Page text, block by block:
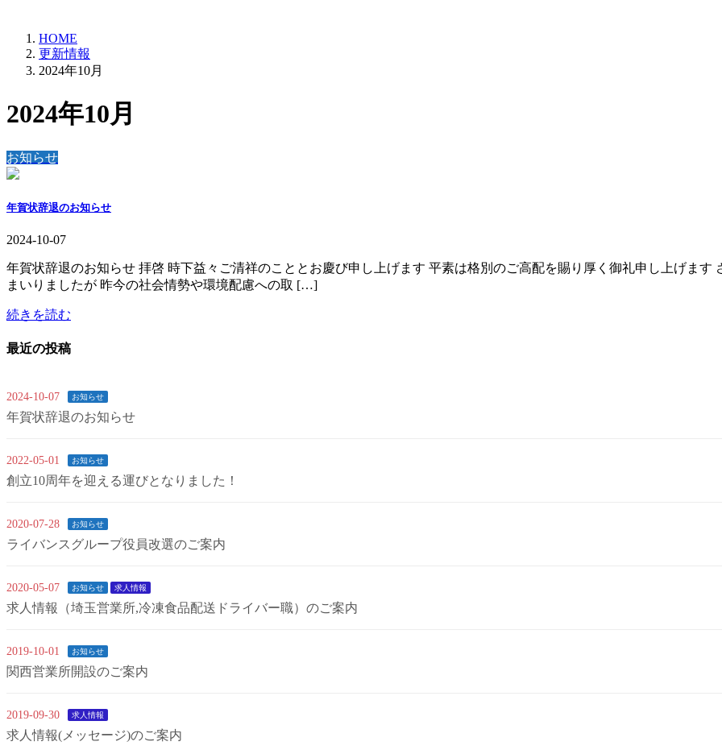
HOME
更新情報
2024年10月
2024年10月
お知らせ
年賀状辞退のお知らせ
2024-10-07
年賀状辞退のお知らせ 拝啓 時下益々ご清祥のこととお慶び申し上げます 平素は格別のご高配を賜り厚く御礼申し上げます
まいりましたが 昨今の社会情勢や環境配慮への取 […]
続きを読む
最近の投稿
2024-10-07 お知らせ
年賀状辞退のお知らせ
2022-05-01 お知らせ
創立10周年を迎える運びとなりました！
2020-07-28 お知らせ
ライバンスグループ役員改選のご案内
2020-05-07 お知らせ 求人情報
求人情報（埼玉営業所,冷凍食品配送ドライバー職）のご案内
2019-10-01 お知らせ
関西営業所開設のご案内
2019-09-30 求人情報
求人情報(メッセージ)のご案内